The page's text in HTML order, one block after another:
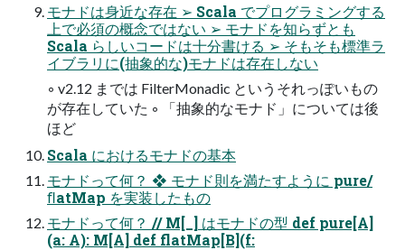
モナドは身近な存在 ➢ Scala でプログラミングする
上で必須の概念ではない ➢ モナドを知らずとも
Scala らしいコードは十分書ける ➢ そもそも標準ラ
イブラリに(抽象的な)モナドは存在しない
◦ v2.12 までは FilterMonadic というそれっぽいもの
が存在していた ◦ 「抽象的なモナド」については後
ほど
Scala におけるモナドの基本
モナドって何？ ❖ モナド則を満たすように pure/
ﬂatMap を実装したもの
モナドって何？ // M[_] はモナドの型 def pure[A]
(a: A): M[A] def flatMap[B](f: